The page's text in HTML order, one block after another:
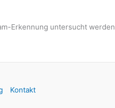
Erkennung untersucht
Kontakt